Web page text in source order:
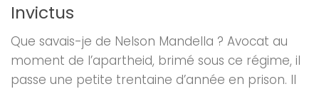
Invictus
Que savais-je de Nelson Mandella ? Avocat au
moment de l’apartheid, brimé sous ce régime, il
passe une petite trentaine d’année en prison. Il